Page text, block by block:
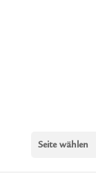
Seite wählen